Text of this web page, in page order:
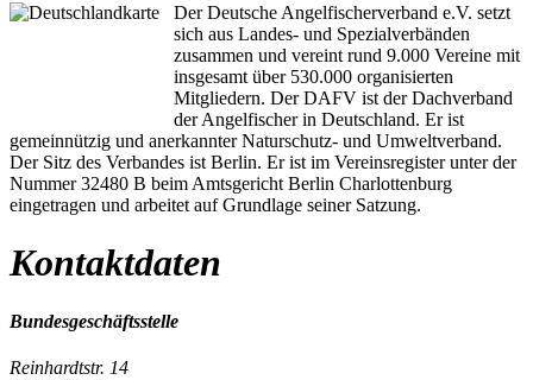
Der Deutsche Angelfischerverband e.V. setzt
sich aus Landes- und Spezialverbänden
zusammen und vereint rund 9.000 Vereine mit
insgesamt über 530.000 organisierten
Mitgliedern. Der DAFV ist der Dachverband
der Angelfischer in Deutschland. Er ist
gemeinnützig und anerkannter Naturschutz- und Umweltverband.
Der Sitz des Verbandes ist Berlin. Er ist im Vereinsregister unter der
Nummer 32480 B beim Amtsgericht Berlin Charlottenburg
eingetragen und arbeitet auf Grundlage seiner Satzung.
Kontaktdaten
Bundesgeschäftsstelle
Reinhardtstr. 14